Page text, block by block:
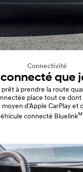
Connectivité
que
prêt à prendre la route
place tout ce dont
d'Apple CarPlay et
connecté Bluelink